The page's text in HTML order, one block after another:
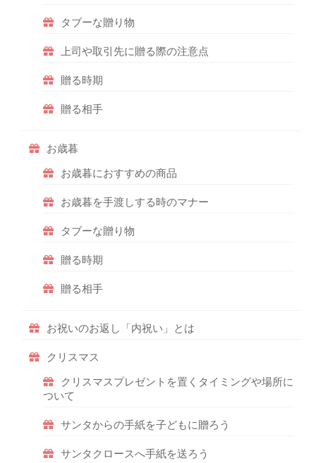
タブーな贈り物
上司や取引先に贈る際の注意点
贈る時期
贈る相手
お歳暮
お歳暮におすすめの商品
お歳暮を手渡しする時のマナー
タブーな贈り物
贈る時期
贈る相手
お祝いのお返し「内祝い」とは
クリスマス
クリスマスプレゼントを置くタイミングや場所に
ついて
サンタからの手紙を子どもに贈ろう
サンタクロースへ手紙を送ろう